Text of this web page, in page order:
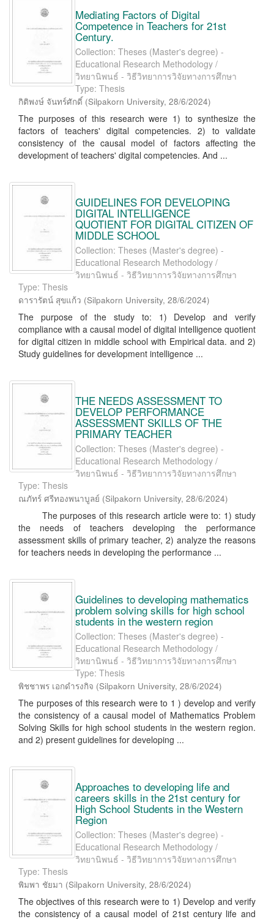
Mediating Factors of Digital
Competence in Teachers for 21st
Century.
Collection: Theses (Master's degree) -
Educational Research Methodology /
วิทยานิพนธ์ - วิธีวิทยาการวิจัยทางการศึกษา
Type: Thesis
กิติพงษ์ จันทร์ศักดิ์ (Silpakorn University, 28/6/2024)
The purposes of this research were 1) to synthesize the
factors of teachers' digital competencies. 2) to validate
consistency of the causal model of factors affecting the
development of teachers' digital competencies. And ...
GUIDELINES FOR DEVELOPING
DIGITAL INTELLIGENCE
QUOTIENT FOR DIGITAL CITIZEN OF
MIDDLE SCHOOL
Collection: Theses (Master's degree) -
Educational Research Methodology /
วิทยานิพนธ์ - วิธีวิทยาการวิจัยทางการศึกษา
Type: Thesis
ดารารัตน์ สุขแก้ว (Silpakorn University, 28/6/2024)
The purpose of the study to: 1) Develop and verify
compliance with a causal model of digital intelligence quotient
for digital citizen in middle school with Empirical data. and 2)
Study guidelines for development intelligence ...
THE NEEDS ASSESSMENT TO
DEVELOP PERFORMANCE
ASSESSMENT SKILLS OF THE
PRIMARY TEACHER
Collection: Theses (Master's degree) -
Educational Research Methodology /
วิทยานิพนธ์ - วิธีวิทยาการวิจัยทางการศึกษา
Type: Thesis
ณภัทร์ ศรีทองพนาบูลย์ (Silpakorn University, 28/6/2024)
The purposes of this research article were to: 1) study
the needs of teachers developing the performance
assessment skills of primary teacher, 2) analyze the reasons
for teachers needs in developing the performance ...
Guidelines to developing mathematics
problem solving skills for high school
students in the western region
Collection: Theses (Master's degree) -
Educational Research Methodology /
วิทยานิพนธ์ - วิธีวิทยาการวิจัยทางการศึกษา
Type: Thesis
พิชชาพร เอกดำรงกิจ (Silpakorn University, 28/6/2024)
The purposes of this research were to 1 ) develop and verify
the consistency of a causal model of Mathematics Problem
Solving Skills for high school students in the western region.
and 2) present guidelines for developing ...
Approaches to developing life and
careers skills in the 21st century for
High School Students in the Western
Region
Collection: Theses (Master's degree) -
Educational Research Methodology /
วิทยานิพนธ์ - วิธีวิทยาการวิจัยทางการศึกษา
Type: Thesis
พิมพา ชัยมา (Silpakorn University, 28/6/2024)
The objectives of this research were to 1) Develop and verify
the consistency of a causal model of 21st century life and